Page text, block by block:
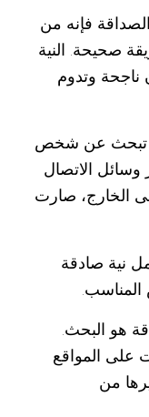
فإنه من
صحيحة. النية
وتدوم
تبحث عن شخص
وسائل الاتصال
الخارج، صارت
نية صادقة
المناسب.
هو البحث.
على المواقع
من